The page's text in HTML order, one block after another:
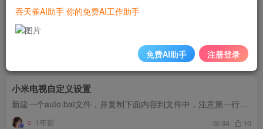
AAAI 2025 | 复旦&小米提出：多元视
1年前 90
小米电视自定义设置
新建一个auto.bat文件，并复制下面内容到文件中，注意第一行是adb.exe的路径； 也可以在cmd窗口中粘贴进去运行。 cd C:\Program Files\zhuods adb connect 192.168.1.231 adb...
1年前 34 10
吞天雀AI助手 你的免费AI工作助手
免费AI助手 注册登录